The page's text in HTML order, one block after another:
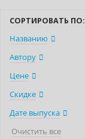
СОРТИРОВАТЬ ПО:
Названию
Автору
Цене
Скидке
Дате выпуска
Очистить все